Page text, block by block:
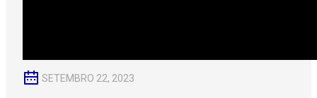
SETEMBRO 22, 2023